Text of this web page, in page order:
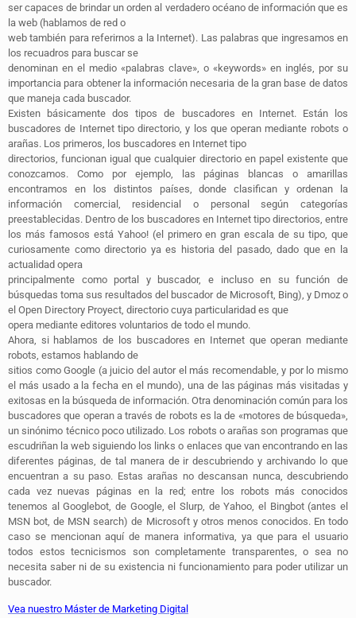
ser capaces de brindar un orden al verdadero océano de información que es
la web (hablamos de red o
web también para referirnos a la Internet). Las palabras que ingresamos en
los recuadros para buscar se
denominan en el medio «palabras clave», o «keywords» en inglés, por su
importancia para obtener la información necesaria de la gran base de datos
que maneja cada buscador.
Existen básicamente dos tipos de buscadores en Internet. Están los
buscadores de Internet tipo directorio, y los que operan mediante robots o
arañas. Los primeros, los buscadores en Internet tipo
directorios, funcionan igual que cualquier directorio en papel existente que
conozcamos. Como por ejemplo, las páginas blancas o amarillas
encontramos en los distintos países, donde clasifican y ordenan la
información comercial, residencial o personal según categorías
preestablecidas. Dentro de los buscadores en Internet tipo directorios, entre
los más famosos está Yahoo! (el primero en gran escala de su tipo, que
curiosamente como directorio ya es historia del pasado, dado que en la
actualidad opera
principalmente como portal y buscador, e incluso en su función de
búsquedas toma sus resultados del buscador de Microsoft, Bing), y Dmoz o
el Open Directory Proyect, directorio cuya particularidad es que
opera mediante editores voluntarios de todo el mundo.
Ahora, si hablamos de los buscadores en Internet que operan mediante
robots, estamos hablando de
sitios como Google (a juicio del autor el más recomendable, y por lo mismo
el más usado a la fecha en el mundo), una de las páginas más visitadas y
exitosas en la búsqueda de información. Otra denominación común para los
buscadores que operan a través de robots es la de «motores de búsqueda»,
un sinónimo técnico poco utilizado. Los robots o arañas son programas que
escudriñan la web siguiendo los links o enlaces que van encontrando en las
diferentes páginas, de tal manera de ir descubriendo y archivando lo que
encuentran a su paso. Estas arañas no descansan nunca, descubriendo
cada vez nuevas páginas en la red; entre los robots más conocidos
tenemos al Googlebot, de Google, el Slurp, de Yahoo, el Bingbot (antes el
MSN bot, de MSN search) de Microsoft y otros menos conocidos. En todo
caso se mencionan aquí de manera informativa, ya que para el usuario
todos estos tecnicismos son completamente transparentes, o sea no
necesita saber ni de su existencia ni funcionamiento para poder utilizar un
buscador.
Vea nuestro Máster de Marketing Digital